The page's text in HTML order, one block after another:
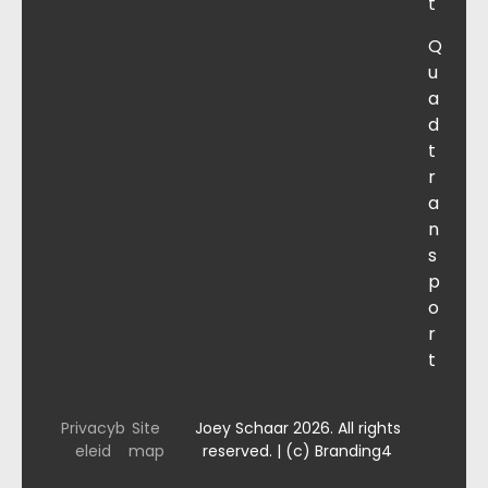
Q
u
a
d
t
r
a
n
s
p
o
r
t
Joey Schaar 2026. All rights
reserved. | (c) Branding4
Privacyb
eleid
Site
map